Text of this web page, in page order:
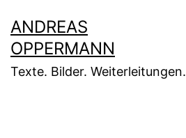
Inhalt
springen
ANDREAS
OPPERMANN
Texte. Bilder. Weiterleitungen.